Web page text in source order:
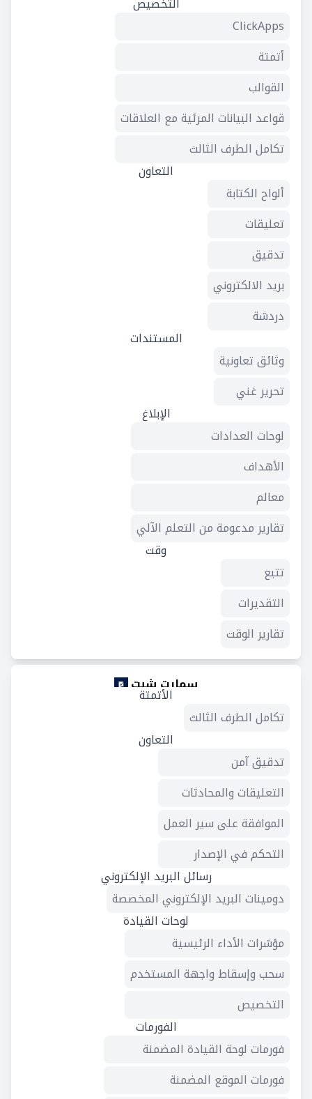
ClickApps
أتمتة
القوالب
قواعد البيانات المرئية مع العلاقات
تكامل الطرف الثالث
التعاون
ألواح الكتابة
تعليقات
تدقيق
بريد الالكتروني
دردشة
المستندات
وثائق تعاونية
تحرير غني
الإبلاغ
لوحات العدادات
الأهداف
معالم
تقارير مدعومة من التعلم الآلي
وقت
تتبع
التقديرات
تقارير الوقت
سمارت شيت
الأتمتة
تكامل الطرف الثالث
التعاون
تدقيق آمن
التعليقات والمحادثات
الموافقة على سير العمل
التحكم في الإصدار
رسائل البريد الإلكتروني
دومينات البريد الإلكتروني المخصصة
لوحات القيادة
مؤشرات الأداء الرئيسية
سحب وإسقاط واجهة المستخدم
التخصيص
الفورمات
فورمات لوحة القيادة المضمنة
فورمات الموقع المضمنة